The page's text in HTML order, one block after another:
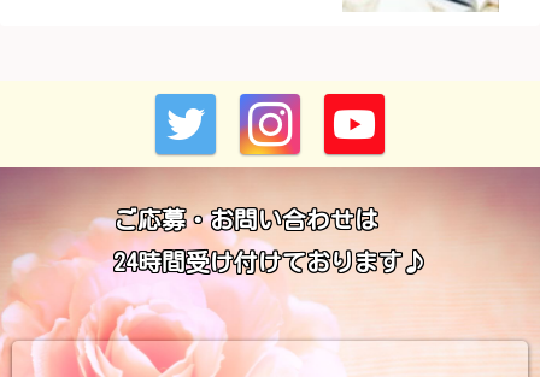
ご応募・お問い合わせは
24時間受け付けております♪